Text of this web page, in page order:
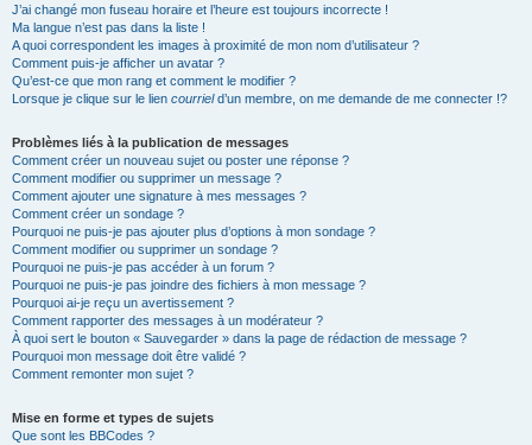
J’ai changé mon fuseau horaire et l’heure est toujours incorrecte !
Ma langue n’est pas dans la liste !
A quoi correspondent les images à proximité de mon nom d’utilisateur ?
Comment puis-je afficher un avatar ?
Qu’est-ce que mon rang et comment le modifier ?
Lorsque je clique sur le lien courrield’un membre, on me demande de me connecter !?
Problèmes liés à la publication de messages
Comment créer un nouveau sujet ou poster une réponse ?
Comment modifier ou supprimer un message ?
Comment ajouter une signature à mes messages ?
Comment créer un sondage ?
Pourquoi ne puis-je pas ajouter plus d’options à mon sondage ?
Comment modifier ou supprimer un sondage ?
Pourquoi ne puis-je pas accéder à un forum ?
Pourquoi ne puis-je pas joindre des fichiers à mon message ?
Pourquoi ai-je reçu un avertissement ?
Comment rapporter des messages à un modérateur ?
À quoi sert le bouton « Sauvegarder » dans la page de rédaction de message ?
Pourquoi mon message doit être validé ?
Comment remonter mon sujet ?
Mise en forme et types de sujets
Que sont les BBCodes ?